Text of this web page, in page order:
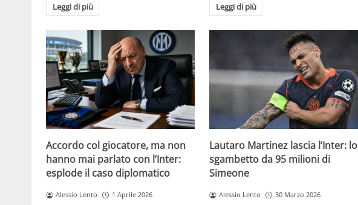
Leggi di più Leggi di più
Accordo col giocatore, ma non
hanno mai parlato con l’Inter:
esplode il caso diplomatico
Alessio Lento 1 Aprile 2026
Lautaro Martinez lascia l’Inter: lo
sgambetto da 95 milioni di
Simeone
Alessio Lento 30 Marzo 2026